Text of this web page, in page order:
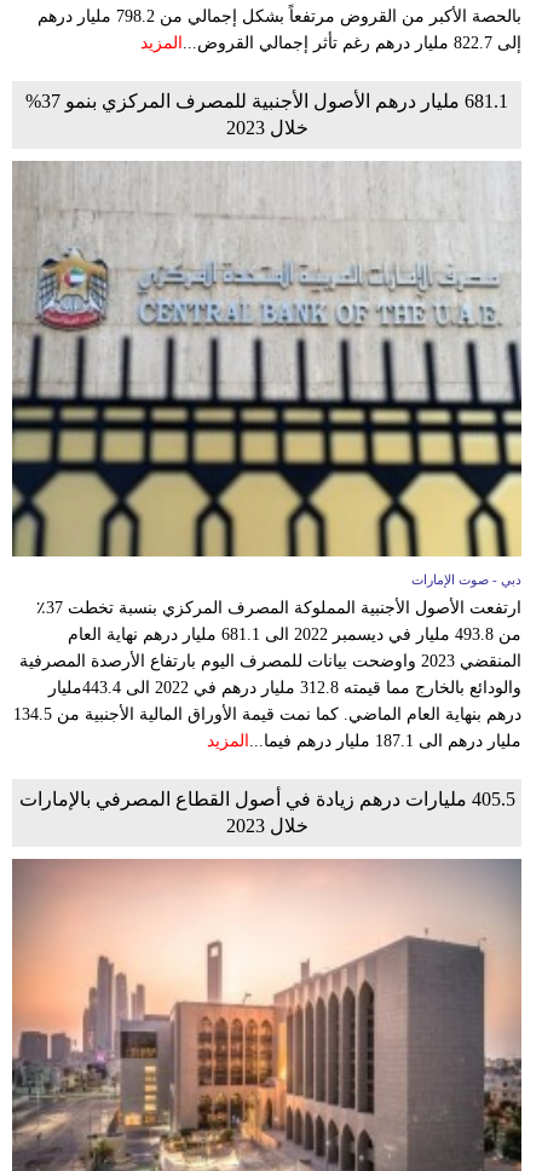
بالحصة الأكبر من القروض مرتفعاً بشكل إجمالي من 798.2 مليار درهم
إلى 822.7 مليار درهم رغم تأثر إجمالي القروض...
المزيد
681.1 مليار درهم الأصول الأجنبية للمصرف المركزي بنمو 37%
خلال 2023
دبي - صوت الإمارات
ارتفعت الأصول الأجنبية المملوكة المصرف المركزي بنسبة تخطت 37٪
من 493.8 مليار في ديسمبر 2022 الى 681.1 مليار درهم نهاية العام
المنقضي 2023 واوضحت بيانات للمصرف اليوم بارتفاع الأرصدة المصرفية
والودائع بالخارج مما قيمته 312.8 مليار درهم في 2022 الى 443.4مليار
درهم بنهاية العام الماضي. كما نمت قيمة الأوراق المالية الأجنبية من 134.5
مليار درهم الى 187.1 مليار درهم فيما...
المزيد
405.5 مليارات درهم زيادة في أصول القطاع المصرفي بالإمارات
خلال 2023